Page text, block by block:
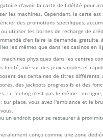
d'avoir la carte de fidélité pour
les machines. Cependant, la carte est
des promotions spécifiques,
ou utiliser les bornes de recharge de
d'en faire la demande, gratuite,
les mêmes que dans les casinos en
machines physiques dans les centres
limité, axé sur des jeux simples et
des centaines de titres différents,
des jackpots progressifs et des
Le feeling n'est pas le même : en
sur place, vous avez l'ambiance et le
un endroit pour se restaurer à
conçu comme une zone